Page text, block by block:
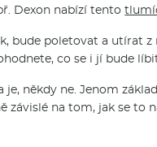
Dexon nabízí tento
bude poletovat a utírat
co se i jí bude
někdy ne. Jenom
závislé na tom, jak se to